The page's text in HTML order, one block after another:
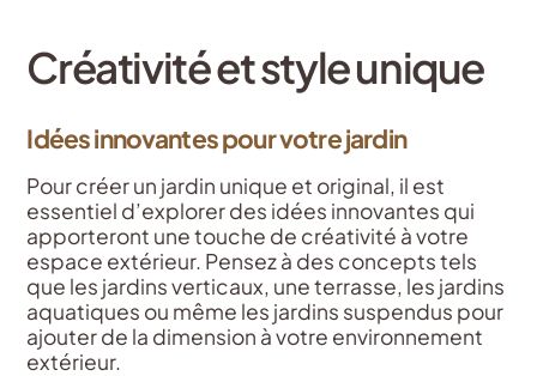
Créativité et style unique
Idées innovantes pour votre jardin
Pour créer un jardin unique et original, il est
essentiel d’explorer des idées innovantes qui
apporteront une touche de créativité à votre
espace extérieur. Pensez à des concepts tels
que les jardins verticaux, une terrasse, les jardins
aquatiques ou même les jardins suspendus pour
ajouter de la dimension à votre environnement
extérieur.